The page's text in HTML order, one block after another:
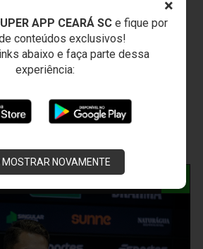
×
APP CEARÁ SCe fique por
conteúdos exclusivos!
abaixo e faça parte dessa
experiência:
MOSTRAR NOVAMENTE